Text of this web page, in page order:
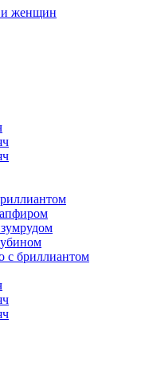
женщин
с бриллиантом